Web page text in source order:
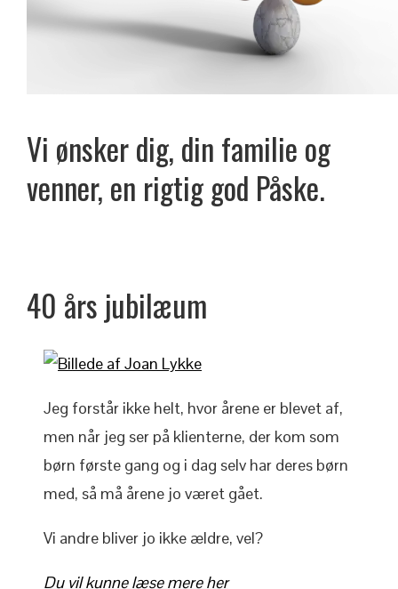
Vi ønsker dig, din familie og
venner, en rigtig god Påske.
40 års jubilæum
Jeg forstår ikke helt, hvor årene er blevet af,
men når jeg ser på klienterne, der kom som
børn første gang og i dag selv har deres børn
med, så må årene jo været gået.
Vi andre bliver jo ikke ældre, vel?
Du vil kunne læse mere her